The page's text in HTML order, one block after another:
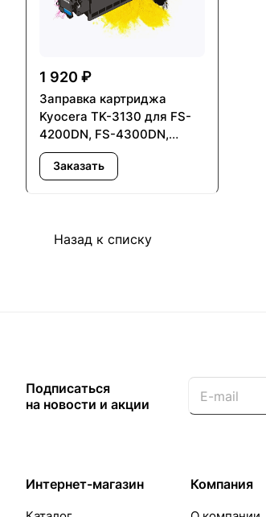
1 920 ₽
Заправка картриджа
Kyocera TK-3130 для FS-
4200DN, FS-4300DN,
ECOSYS M3550idn,
M3660idn
Заказать
Назад к списку
Подписаться
на новости и акции
Интернет-магазин Компания